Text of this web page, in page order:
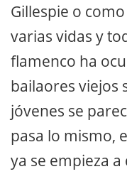
Gillespie o
varias vidas y
flamenco ha
bailaores viejos
jóvenes se
pasa lo mismo,
ya se empieza